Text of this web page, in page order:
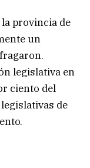
provincia de
un
legislativa en
ciento del
de